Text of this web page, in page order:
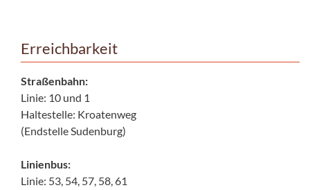
Erreichbarkeit
Straßenbahn:
Linie: 10 und 1
Haltestelle: Kroatenweg
(Endstelle Sudenburg)
Linienbus:
Linie: 53, 54, 57, 58, 61